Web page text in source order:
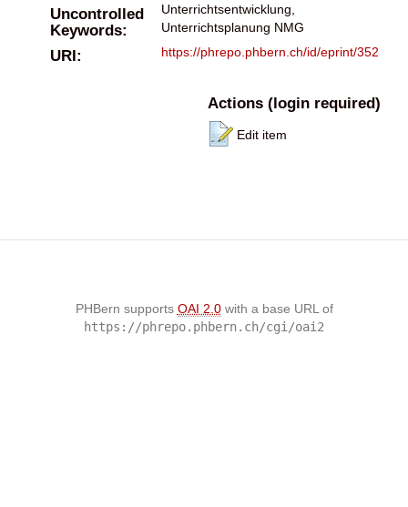
Uncontrolled
Keywords:
Unterrichtsentwicklung,
Unterrichtsplanung NMG
URI: https://phrepo.phbern.ch/id/eprint/352
Actions (login required)
Edit item
PHBern supports OAI 2.0with a base URL of
https://phrepo.phbern.ch/cgi/oai2